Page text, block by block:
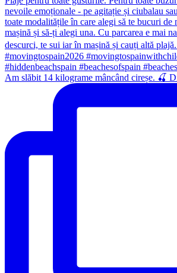
Am slăbit 14 kilograme mâncând cireșe. 🍒